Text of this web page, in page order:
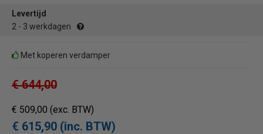
Levertijd
2 - 3 werkdagen
Met koperen verdamper
€ 644,00
€ 509,00 (exc. BTW)
€ 615,90 (inc. BTW)